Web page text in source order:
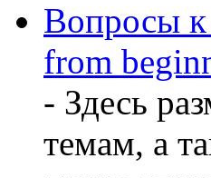
Вопросы к
from
- Здесь
темам, а